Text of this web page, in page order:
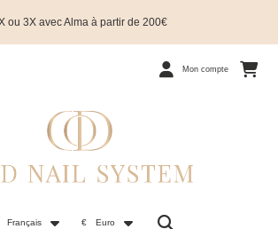
ou 3X avec Alma à partir de 200€
Mon compte
Français € Euro